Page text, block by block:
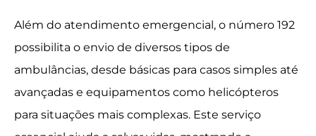
Além do atendimento emergencial, o número 192
possibilita o envio de diversos tipos de
ambulâncias, desde básicas para casos simples até
avançadas e equipamentos como helicópteros
para situações mais complexas. Este serviço